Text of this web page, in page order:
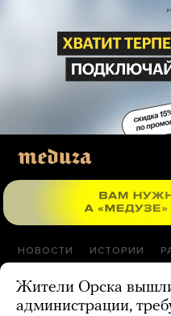
материалам
НОВОСТИ ИСТОРИИ
Жители Орска
администрации,